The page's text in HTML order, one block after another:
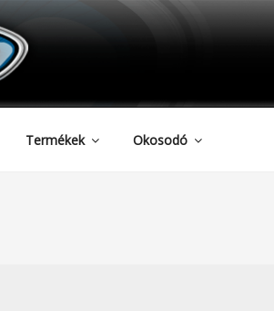
Termékek Okosodó